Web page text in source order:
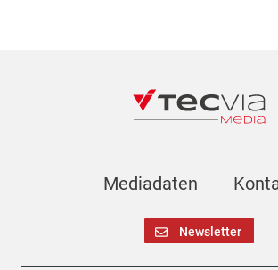
Mediadaten
Newsletter